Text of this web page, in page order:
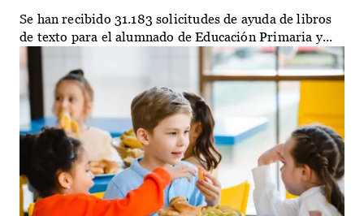
Se han recibido 31.183 solicitudes de ayuda de libros
de texto para el alumnado de Educación Primaria y...